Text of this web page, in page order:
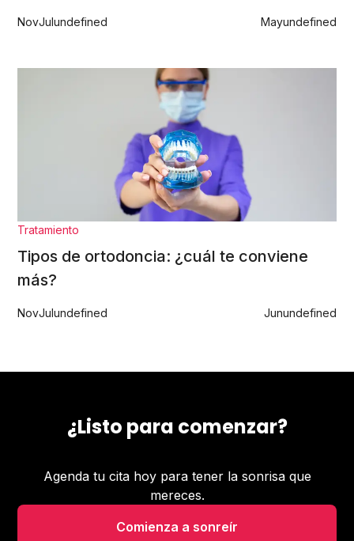
NovJulundefined Mayundefined
Tratamiento
Tipos de ortodoncia: ¿cuál te conviene
más?
NovJulundefined Junundefined
¿Listo para comenzar?
Agenda tu cita hoy para tener la sonrisa que
mereces.
Comienza a sonreír